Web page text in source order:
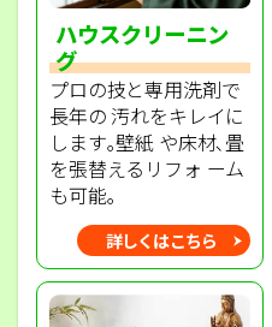
ハウスクリーニン
グ
プロの技と専用洗剤で
長年の 汚れをキレイに
します｡壁紙 や床材､畳
を張替えるリフォ ーム
も可能｡
詳しくはこちら